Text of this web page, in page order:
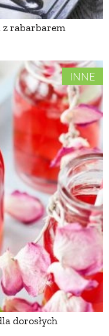
z rabarbarem
INNE
dorosłych